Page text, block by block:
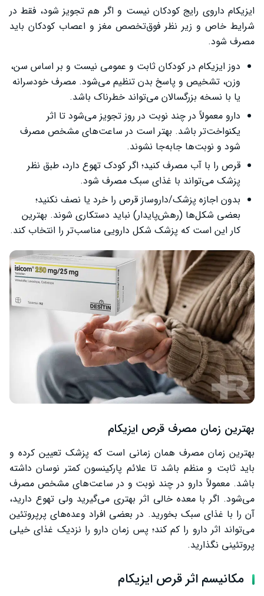
ایزیکام داروی رایج کودکان نیست و اگر هم تجویز شود، فقط در
شرایط خاص و زیر نظر فوق‌تخصص مغز و اعصاب کودکان باید
مصرف شود.
دوز ایزیکام در کودکان ثابت و عمومی نیست و بر اساس سن،
وزن، تشخیص و پاسخ بدن تنظیم می‌شود. مصرف خودسرانه
یا با نسخه بزرگسالان می‌تواند خطرناک باشد.
دارو معمولاً در چند نوبت در روز تجویز می‌شود تا اثر
یکنواخت‌تر باشد. بهتر است در ساعت‌های مشخص مصرف
شود و نوبت‌ها جا‌به‌جا نشوند.
قرص را با آب مصرف کنید؛ اگر کودک تهوع دارد، طبق نظر
پزشک می‌تواند با غذای سبک مصرف شود.
بدون اجازه پزشک/داروساز قرص را خرد یا نصف نکنید؛
بعضی شکل‌ها (رهش‌پایدار) نباید دستکاری شوند. بهترین
کار این است که پزشک شکل دارویی مناسب‌تر را انتخاب کند.
بهترین زمان مصرف قرص ایزیکام
بهترین زمان مصرف همان زمانی است که پزشک تعیین کرده و
باید ثابت و منظم باشد تا علائم پارکینسون کمتر نوسان داشته
باشد. معمولاً دارو در چند نوبت و در ساعت‌های مشخص مصرف
می‌شود. اگر با معده خالی اثر بهتری می‌گیرید ولی تهوع دارید،
آن را با غذای سبک بخورید. در بعضی افراد وعده‌های پرپروتئین
می‌تواند اثر دارو را کم کند؛ پس زمان دارو را نزدیک غذای خیلی
پروتئینی نگذارید.
مکانیسم اثر قرص ایزیکام